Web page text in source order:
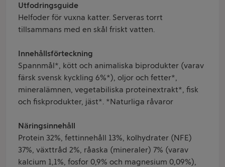
Utfodringsguide
Helfoder för vuxna katter. Serveras torrt
tillsammans med en skål friskt vatten.
Innehållsförteckning
Spannmål*, kött och animaliska biprodukter (varav
färsk svensk kyckling 6%*), oljor och fetter*,
mineralämnen, vegetabiliska proteinextrakt*, fisk
och fiskprodukter, jäst*. *Naturliga råvaror
Näringsinnehåll
Protein 32%, fettinnehåll 13%, kolhydrater (NFE)
37%, växttråd 2%, råaska (mineraler) 7% (varav
kalcium 1,1%, fosfor 0,9% och magnesium 0,09%),